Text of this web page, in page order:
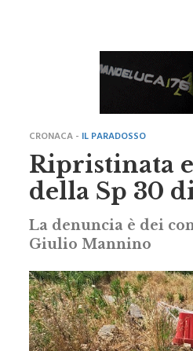
Ripristinata
della Sp 30
La denuncia è dei
Giulio Mannino